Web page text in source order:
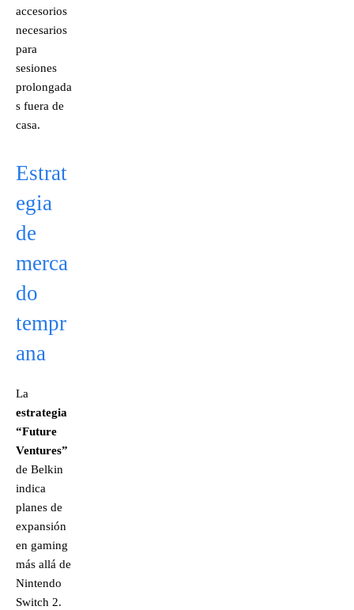
accesorios
necesarios
para
sesiones
prolongada
s fuera de
casa.
Estrat
egia
de
merca
do
tempr
ana
La
estrategia
“Future
Ventures”
de Belkin
indica
planes de
expansión
en gaming
más allá de
Nintendo
Switch 2.